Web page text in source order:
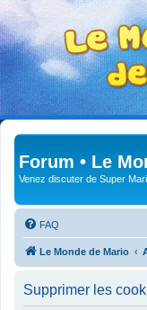
Forum • Le
Venez discuter de Super
FAQ
Le Monde de Mario
Supprimer les